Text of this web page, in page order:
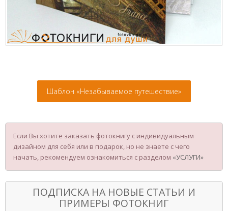
Шаблон «Незабываемое путешествие»
Если Вы хотите заказать фотокнигу с индивидуальным
дизайном для себя или в подарок, но не знаете с чего
начать, рекомендуем ознакомиться с разделом «УСЛУГИ»
ПОДПИСКА НА НОВЫЕ СТАТЬИ И
ПРИМЕРЫ ФОТОКНИГ